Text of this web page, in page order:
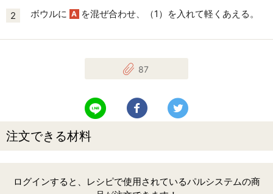
2 ボウルに A を混ぜ合わせ、（1）を入れて軽くあえる。
87
LINEで送る Facebookでシェアする
注文できる材料
ログインすると、レシピで使用されているパルシステムの商